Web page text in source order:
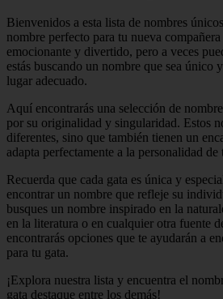
Bienvenidos a esta lista de nombres
nombre perfecto para tu nueva
emocionante y divertido, pero a veces
estás buscando un nombre que sea único
lugar adecuado.
Aquí encontrarás una selección de
por su originalidad y singularidad. Estos
diferentes, sino que también tienen un
adapta perfectamente a la personalidad de
Recuerda que cada gata es única y
encontrar un nombre que refleje su
busques un nombre inspirado en la
en la literatura o en cualquier otra fuente
encontrarás opciones que te ayudarán a
para tu gata.
¡Explora nuestra lista y encuentra el
gata destaque entre los demás!